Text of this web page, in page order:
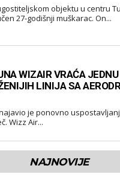
objektu u centru
27-godišnji muškarac. On...
WIZAIR VRAĆA JEDNU
LINIJA SA
Tuzle za Beč. Wizz Air...
NAJNOVIJE